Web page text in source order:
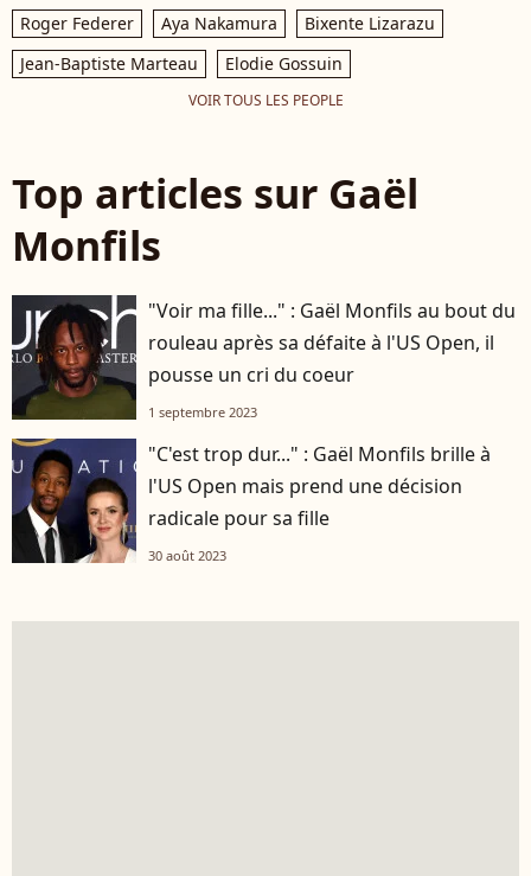
Roger Federer
Aya Nakamura
Bixente Lizarazu
Jean-Baptiste Marteau
Elodie Gossuin
VOIR TOUS LES PEOPLE
Top articles sur Gaël
Monfils
"Voir ma fille..." : Gaël Monfils au bout du
rouleau après sa défaite à l'US Open, il
pousse un cri du coeur
1 septembre 2023
"C'est trop dur..." : Gaël Monfils brille à
l'US Open mais prend une décision
radicale pour sa fille
30 août 2023